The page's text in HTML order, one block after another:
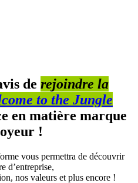
de rejoindre la
to the Jungle
en matière marque
!
vous permettra de découvrir
d’entreprise,
nos valeurs et plus encore !